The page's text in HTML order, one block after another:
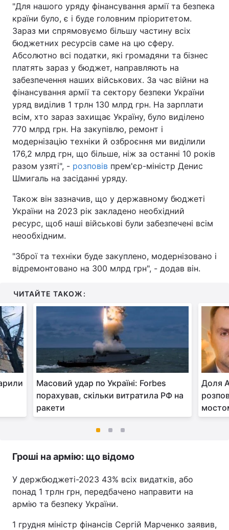
"Для нашого уряду фінансування армії та безпека
країни було, є і буде головним пріоритетом.
Зараз ми спрямовуємо більшу частину всіх
бюджетних ресурсів саме на цю сферу.
Абсолютно всі податки, які громадяни та бізнес
платять зараз у бюджет, направляють на
забезпечення наших військових. За час війни на
фінансування армії та сектору безпеки України
уряд виділив 1 трлн 130 млрд грн. На зарплати
всім, хто зараз захищає Україну, було виділено
770 млрд грн. На закупівлю, ремонт і
модернізацію техніки й озброєння ми виділили
176,2 млрд грн, що більше, ніж за останні 10 років
разом узяті", - розповів прем'єр-міністр Денис
Шмигаль на засіданні уряду.
Також він зазначив, що у державному бюджеті
України на 2023 рік закладено необхідний
ресурс, щоб наші військові були забезпечені всім
неообхідним.
"Зброї та техніки буде закуплено, модернізовано і
відремонтовано на 300 млрд грн", - додав він.
ЧИТАЙТЕ ТАКОЖ:
Масовий удар по Україні: Forbes
порахував, скільки витратила РФ на
ракети
Доля
Гроші на армію: що відомо
У держбюджеті-2023 43% всіх видатків, або
понад 1 трлн грн, передбачено направити на
армію та безпеку України.
1 грудня міністр фінансів Сергій Марченко заявив,